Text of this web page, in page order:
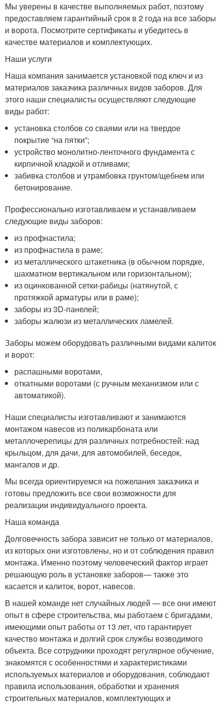
Мы уверены в качестве выполняемых работ, поэтому
предоставляем гарантийный срок в 2 года на все заборы
и ворота. Посмотрите сертификаты и убедитесь в
качестве материалов и комплектующих.
Наши услуги
Наша компания занимается установкой под ключ и из
материалов заказчика различных видов заборов. Для
этого наши специалисты осуществляют следующие
виды работ:
установка столбов со сваями или на твердое
покрытие “на пятки”;
устройство монолитно-ленточного фундамента с
кирпичной кладкой и отливами;
забивка столбов и утрамбовка грунтом/щебнем или
бетонирование.
Профессионально изготавливаем и устанавливаем
следующие виды заборов:
из профнастила;
из профнастила в раме;
из металлического штакетника (в обычном порядке,
шахматном вертикальном или горизонтальном);
из оцинкованной сетки-рабицы (натянутой, с
протяжкой арматуры или в раме);
заборы из 3D-панелей;
заборы жалюзи из металлических ламелей.
Заборы можем оборудовать различными видами калиток
и ворот:
распашными воротами,
откатными воротами (с ручным механизмом или с
автоматикой).
Наши специалисты изготавливают и занимаются
монтажом навесов из поликарбоната или
металлочерепицы для различных потребностей: над
крыльцом, для дачи, для автомобилей, беседок,
мангалов и др.
Мы всегда ориентируемся на пожелания заказчика и
готовы предложить все свои возможности для
реализации индивидуального проекта.
Наша команда
Долговечность забора зависит не только от материалов,
из которых они изготовлены, но и от соблюдения правил
монтажа. Именно поэтому человеческий фактор играет
решающую роль в установке заборов— также это
касается и калиток, ворот, навесов.
В нашей команде нет случайных людей — все они имеют
опыт в сфере строительства, мы работаем с бригадами,
имеющими опыт работы от 13 лет, что гарантирует
качество монтажа и долгий срок службы возводимого
объекта. Все сотрудники проходят регулярное обучение,
знакомятся с особенностями и характеристиками
используемых материалов и оборудования, соблюдают
правила использования, обработки и хранения
строительных материалов, комплектующих и